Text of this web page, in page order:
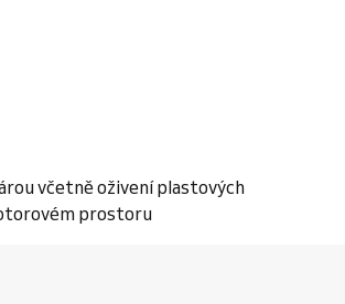
včetně oživení plastových
prostoru